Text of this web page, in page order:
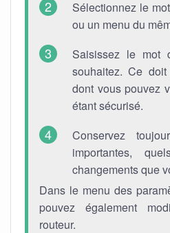
Sélectionnez le
ou un menu du
Saisissez le mot
souhaitez. Ce
dont vous pouvez
étant sécurisé.
Conservez
importantes,
changements que
Dans le menu des
pouvez également
routeur.